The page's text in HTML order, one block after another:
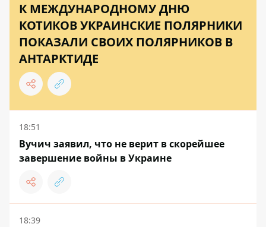
К МЕЖДУНАРОДНОМУ ДНЮ
КОТИКОВ УКРАИНСКИЕ ПОЛЯРНИКИ
ПОКАЗАЛИ СВОИХ ПОЛЯРНИКОВ В
АНТАРКТИДЕ
18:51
Вучич заявил, что не верит в скорейшее
завершение войны в Украине
18:39